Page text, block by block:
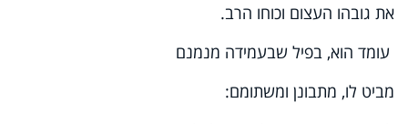
את גובהו העצום וכוחו הרב.
עומד הוא, בפיל שבעמידה מנמנם
מביט לו, מתבונן ומשתומם: